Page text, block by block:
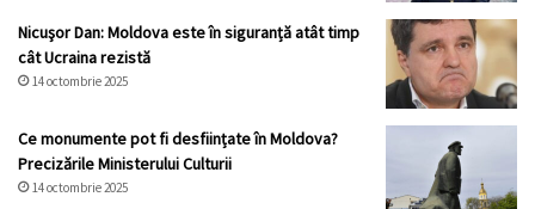
Nicuşor Dan: Moldova este în siguranță atât timp
cât Ucraina rezistă
14 octombrie 2025
Ce monumente pot fi desființate în Moldova?
Precizările Ministerului Culturii
14 octombrie 2025